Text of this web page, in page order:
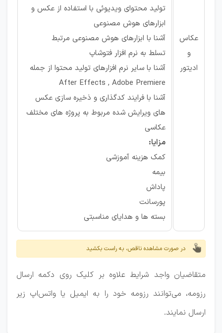
عکاس
و
ادیتور
تولید محتوای ویدیوئی با استفاده از عکس و
ابزارهای هوش مصنوعی
آشنا با ابزارهای هوش مصنوعی مرتبط
تسلط به نرم افزار فتوشاپ
آشنا با سایر نرم افزارهای تولید محتوا از جمله
After Effects , Adobe Premiere
آشنا با فرایند کدگذاری و ذخیره سازی عکس
های ویرایش شده مربوط به پروژه های مختلف
عکاسی
مزایا:
کمک هزینه آموزشی
بیمه
پاداش
پورسانت
بسته ها و هدایای مناسبتی
در صورت مشاهده ناقص، به راست بکشید
متقاضیان واجد شرایط علاوه بر کلیک روی دکمه ارسال
رزومه، می‌توانند رزومه خود را به ایمیل یا واتس‌اپ زیر
ارسال نمایند.